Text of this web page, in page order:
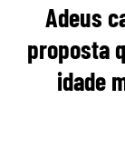
Adeus
proposta
idade